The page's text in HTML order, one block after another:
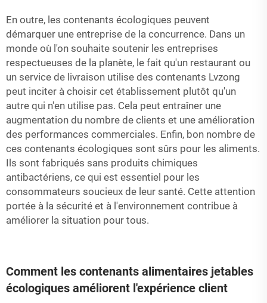
En outre, les contenants écologiques peuvent
démarquer une entreprise de la concurrence. Dans un
monde où l'on souhaite soutenir les entreprises
respectueuses de la planète, le fait qu'un restaurant ou
un service de livraison utilise des contenants Lvzong
peut inciter à choisir cet établissement plutôt qu'un
autre qui n'en utilise pas. Cela peut entraîner une
augmentation du nombre de clients et une amélioration
des performances commerciales. Enfin, bon nombre de
ces contenants écologiques sont sûrs pour les aliments.
Ils sont fabriqués sans produits chimiques
antibactériens, ce qui est essentiel pour les
consommateurs soucieux de leur santé. Cette attention
portée à la sécurité et à l'environnement contribue à
améliorer la situation pour tous.
Comment les contenants alimentaires jetables
écologiques améliorent l'expérience client